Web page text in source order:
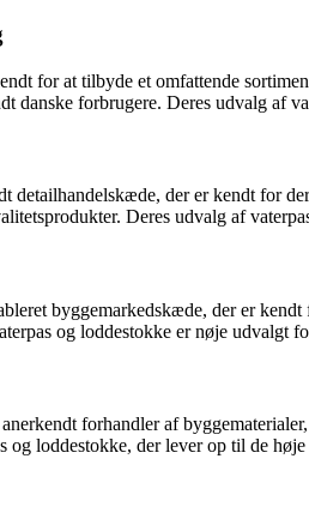
for at tilbyde et omfattende
danske forbrugere. Deres udvalg af
detailhandelskæde, der er kendt for
Deres udvalg af
byggemarkedskæde, der er
og loddestokke er nøje udvalgt
forhandler af
og loddestokke, der lever op til de